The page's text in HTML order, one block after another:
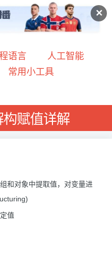
✕
语言
人工智能
常用小工具
赋值详解
和对象中提取值，对变量进
值